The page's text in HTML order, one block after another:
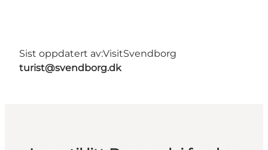
Sist oppdatert av:VisitSvendborg
turist@svendborg.dk